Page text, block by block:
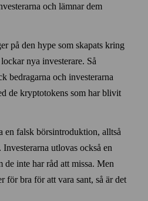
och lämnar dem
på den hype som skapats kring
nya investerare. Så
bedragarna och investerarna
de krypto­tokens som har blivit
en falsk börs­introduktion, alltså
utlovas också en
de inte har råd att missa. Men
för bra för att vara sant, så är det